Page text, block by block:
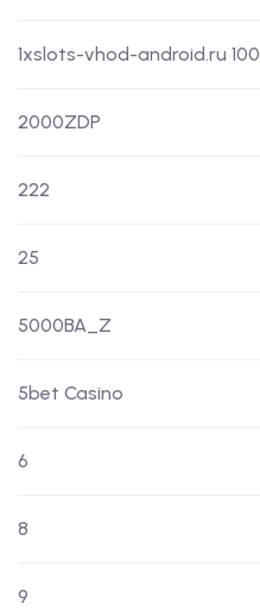
1xslots-vhod-android.ru 100
2000ZDP
222
25
5000BA_Z
5bet Casino
6
8
9